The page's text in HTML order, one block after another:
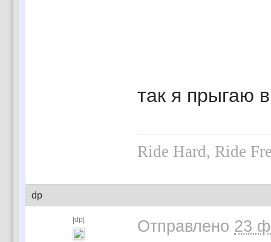
так я прыгаю
Ride Hard, Ride
dp
|dp| Отправлено 23